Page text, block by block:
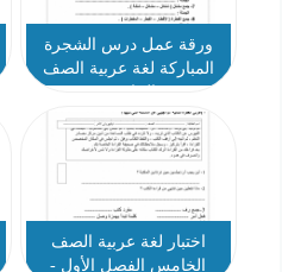
ورقة عمل درس الشجرة
المباركة لغة عربية الصف
اختبار لغة عربية الصف
الخامس الفصل الأول -